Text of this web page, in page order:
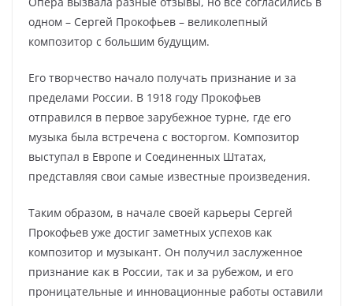
одном – Сергей Прокофьев – великолепный
композитор с большим будущим.
Его творчество начало получать признание и за
пределами России. В 1918 году Прокофьев
отправился в первое зарубежное турне, где его
музыка была встречена с восторгом. Композитор
выступал в Европе и Соединенных Штатах,
представляя свои самые известные произведения.
Таким образом, в начале своей карьеры Сергей
Прокофьев уже достиг заметных успехов как
композитор и музыкант. Он получил заслуженное
признание как в России, так и за рубежом, и его
проницательные и инновационные работы оставили